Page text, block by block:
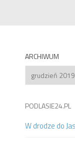
ARCHIWUM
Archiwum
PODLASIE24.PL
W drodze do